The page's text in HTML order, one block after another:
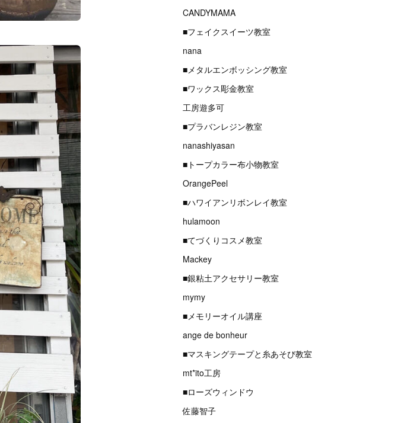
CANDYMAMA
■フェイクスイーツ教室
nana
■メタルエンボッシング教室
■ワックス彫金教室
工房遊多可
■プラバンレジン教室
nanashiyasan
■トープカラー布小物教室
OrangePeel
■ハワイアンリボンレイ教室
hulamoon
■てづくりコスメ教室
Mackey
■銀粘土アクセサリー教室
mymy
■メモリーオイル講座
ange de bonheur
■マスキングテープと糸あそび教室
mt*ito工房
■ローズウィンドウ
佐藤智子